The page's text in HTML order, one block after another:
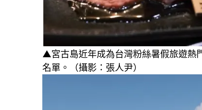
▲宮古島近年成為台灣粉絲暑假旅遊熱
名單。（攝影：張人尹）